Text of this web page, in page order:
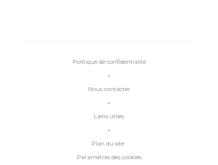
Plan du site
•
Liens utiles
•
Nous contacter
•
Politique de confidentialité
Paramètres des cookies